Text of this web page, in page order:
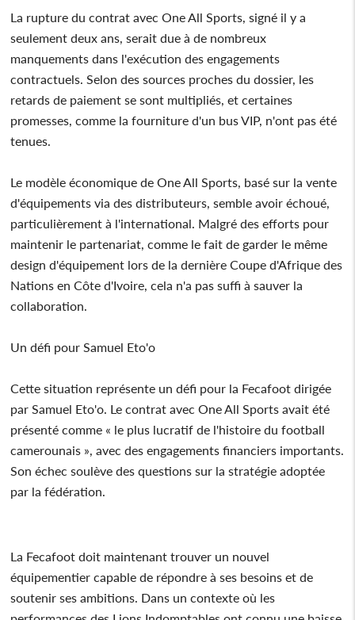
La rupture du contrat avec One All Sports, signé il y a
seulement deux ans, serait due à de nombreux
manquements dans l'exécution des engagements
contractuels. Selon des sources proches du dossier, les
retards de paiement se sont multipliés, et certaines
promesses, comme la fourniture d'un bus VIP, n'ont pas été
tenues.
Le modèle économique de One All Sports, basé sur la vente
d'équipements via des distributeurs, semble avoir échoué,
particulièrement à l'international. Malgré des efforts pour
maintenir le partenariat, comme le fait de garder le même
design d'équipement lors de la dernière Coupe d'Afrique des
Nations en Côte d'Ivoire, cela n'a pas suffi à sauver la
collaboration.
Un défi pour Samuel Eto'o
Cette situation représente un défi pour la Fecafoot dirigée
par Samuel Eto'o. Le contrat avec One All Sports avait été
présenté comme « le plus lucratif de l'histoire du football
camerounais », avec des engagements financiers importants.
Son échec soulève des questions sur la stratégie adoptée
par la fédération.
La Fecafoot doit maintenant trouver un nouvel
équipementier capable de répondre à ses besoins et de
soutenir ses ambitions. Dans un contexte où les